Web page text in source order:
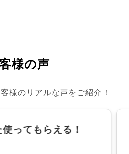
様の声
様のリアルな声をご紹介！
ってもらえる！